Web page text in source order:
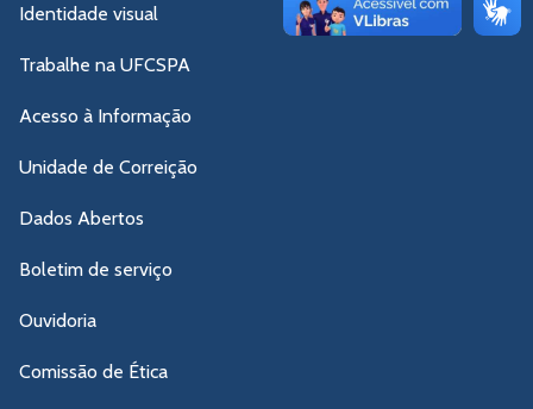
Identidade visual
Trabalhe na UFCSPA
Acesso à Informação
Unidade de Correição
Dados Abertos
Boletim de serviço
Ouvidoria
Comissão de Ética